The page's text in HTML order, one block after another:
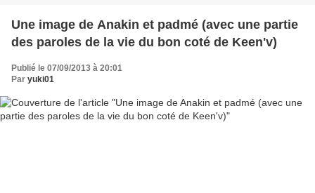
Une image de Anakin et padmé (avec une partie
des paroles de la vie du bon coté de Keen'v)
Publié le 07/09/2013 à 20:01
Par yuki01